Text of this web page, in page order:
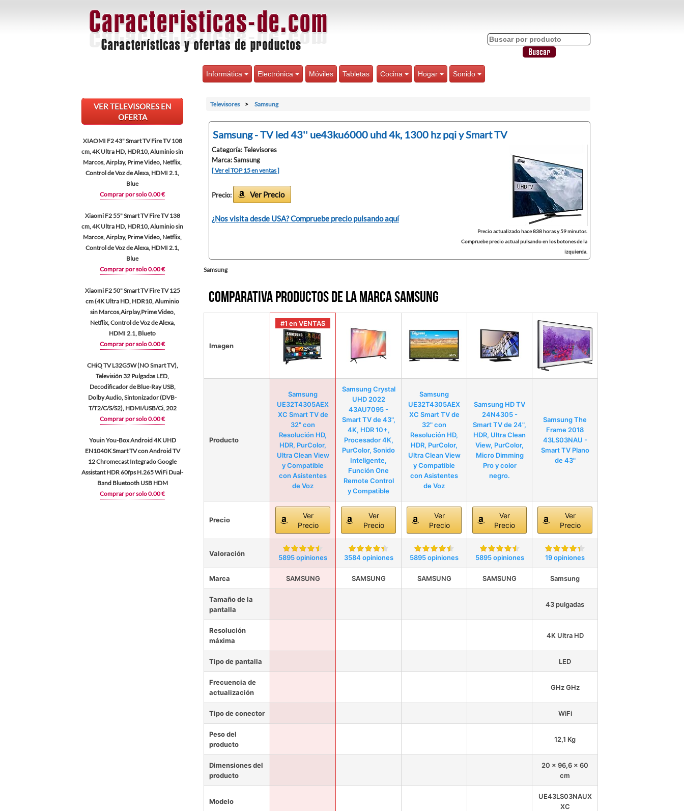
Informática Electrónica Móviles Tabletas Cocina Hogar Sonido
VER TELEVISORES EN
OFERTA
XIAOMI F2 43" Smart TV Fire TV 108
cm, 4K Ultra HD, HDR10, Aluminio sin
Marcos, Airplay, Prime Video, Netflix,
Control de Voz de Alexa, HDMI 2.1,
Blue
Comprar por solo 0.00 €
Xiaomi F2 55" Smart TV Fire TV 138
cm, 4K Ultra HD, HDR10, Aluminio sin
Marcos, Airplay, Prime Video, Netflix,
Control de Voz de Alexa, HDMI 2.1,
Blue
Comprar por solo 0.00 €
Xiaomi F2 50" Smart TV Fire TV 125
cm (4K Ultra HD, HDR10, Aluminio
sin Marcos,Airplay,Prime Video,
Netflix, Control de Voz de Alexa,
HDMI 2.1, Blueto
Comprar por solo 0.00 €
CHiQ TV L32G5W (NO Smart TV),
Televisión 32 Pulgadas LED,
Decodificador de Blue-Ray USB,
Dolby Audio, Sintonizador (DVB-
T/T2/C/S/S2), HDMI/USB/Ci, 202
Comprar por solo 0.00 €
Youin You-Box Android 4K UHD
EN1040K Smart TV con Android TV
12 Chromecast Integrado Google
Assistant HDR 60fps H.265 WiFi Dual-
Band Bluetooth USB HDM
Comprar por solo 0.00 €
Televisores Samsung
Samsung - TV led 43'' ue43ku6000 uhd 4k, 1300 hz pqi y Smart TV
Categoría: Televisores
Marca: Samsung
[ Ver el TOP 15 en ventas ]
Precio: Ver Precio
¿Nos visita desde USA? Compruebe precio pulsando aquí
Precio actualizado hace 838 horas y 59 minutos.
Compruebe precio actual pulsando en los botones de la
izquierda.
Samsung
Comparativa productos de la marca Samsung
Imagen
#1 en VENTAS
Producto
Samsung
UE32T4305AEX
XC Smart TV de
32" con
Resolución HD,
HDR, PurColor,
Ultra Clean View
y Compatible
con Asistentes
de Voz
Samsung Crystal
UHD 2022
43AU7095 -
Smart TV de 43",
4K, HDR 10+,
Procesador 4K,
PurColor, Sonido
Inteligente,
Función One
Remote Control
y Compatible
Samsung
UE32T4305AEX
XC Smart TV de
32" con
Resolución HD,
HDR, PurColor,
Ultra Clean View
y Compatible
con Asistentes
de Voz
Samsung HD TV
24N4305 -
Smart TV de 24",
HDR, Ultra Clean
View, PurColor,
Micro Dimming
Pro y color
negro.
Samsung The
Frame 2018
43LS03NAU -
Smart TV Plano
de 43"
Precio
Ver
Precio
Ver
Precio
Ver
Precio
Ver
Precio
Ver
Precio
Valoración 5895 opiniones 3584 opiniones 5895 opiniones 5895 opiniones 19 opiniones
Marca SAMSUNG SAMSUNG SAMSUNG SAMSUNG Samsung
Tamaño de la
pantalla
43 pulgadas
Resolución
máxima
4K Ultra HD
Tipo de pantalla LED
Frecuencia de
actualización
GHz GHz
Tipo de conector WiFi
Peso del
producto
12,1 Kg
Dimensiones del
producto
20 x 96,6 x 60
cm
Modelo
UE43LS03NAUX
XC